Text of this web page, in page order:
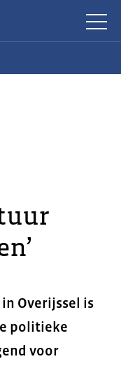
Overijssel is
politieke
voor